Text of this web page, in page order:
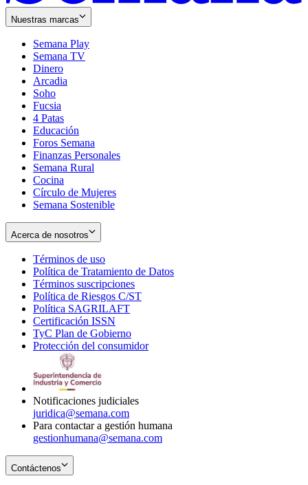
Nuestras marcas
Semana Play
Semana TV
Dinero
Arcadia
Soho
in
new
window
Fucsia
in
new
window
4 Patas
Educación
Foros Semana
Finanzas Personales
Semana Rural
Cocina
Círculo de Mujeres
Semana Sostenible
Acerca de nosotros
Términos de uso
in
new
window
Política de Tratamiento de Datos
Términos suscripciones
in
Política de Riesgos C/ST
Política SAGRILAFT
new
window
Certificación ISSN
in
new
TyC Plan de Gobierno
in
Protección del consumidorOpens
Notificaciones judiciales
juridica@semana.com
Para contactar a gestión humana
gestionhumana@semana.com
Contáctenos